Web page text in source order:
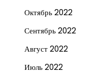
Октябрь 2022
Сентябрь 2022
Август 2022
Июль 2022